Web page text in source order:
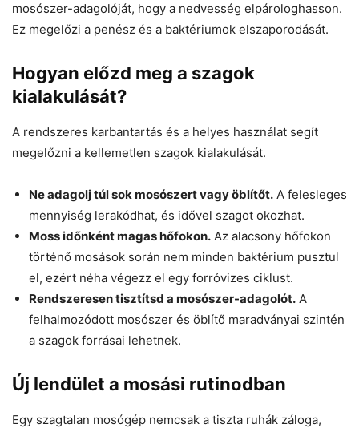
mosószer-adagolóját, hogy a nedvesség elpárologhasson.
Ez megelőzi a penész és a baktériumok elszaporodását.
Hogyan előzd meg a szagok
kialakulását?
A rendszeres karbantartás és a helyes használat segít
megelőzni a kellemetlen szagok kialakulását.
Ne adagolj túl sok mosószert vagy öblítőt. A felesleges
mennyiség lerakódhat, és idővel szagot okozhat.
Moss időnként magas hőfokon. Az alacsony hőfokon
történő mosások során nem minden baktérium pusztul
el, ezért néha végezz el egy forróvizes ciklust.
Rendszeresen tisztítsd a mosószer-adagolót. A
felhalmozódott mosószer és öblítő maradványai szintén
a szagok forrásai lehetnek.
Új lendület a mosási rutinodban
Egy szagtalan mosógép nemcsak a tiszta ruhák záloga,